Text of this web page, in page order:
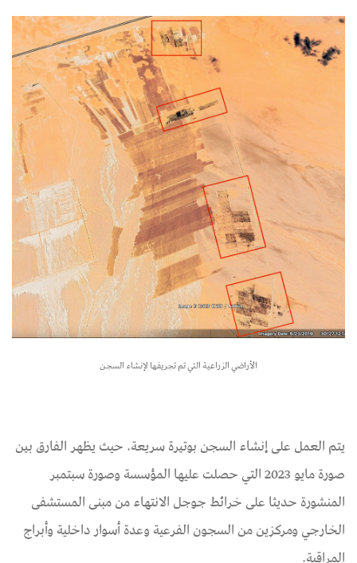
الأراضي الزراعية التي تم تجريفها لإنشاء السجن
يتم العمل على إنشاء السجن بوتيرة سريعة. حيث يظهر الفارق بين
صورة مايو 2023 التي حصلت عليها المؤسسة وصورة سبتمبر
المنشورة حديثا على خرائط جوجل الانتهاء من مبنى المستشفى
الخارجي ومركزين من السجون الفرعية وعدة أسوار داخلية وأبراج